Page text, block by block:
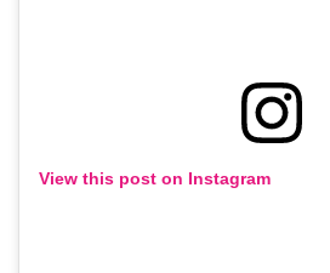
View this post on Instagram